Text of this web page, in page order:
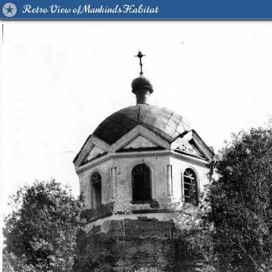
Retro View of Mankind's Habitat